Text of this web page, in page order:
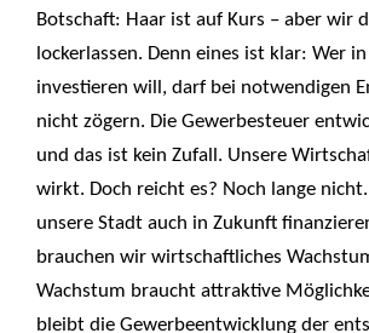
Botschaft: Haar ist auf Kurs – aber wir
lockerlassen. Denn eines ist klar: Wer
investieren will, darf bei notwendigen
nicht zögern. Die Gewerbesteuer
und das ist kein Zufall. Unsere
wirkt. Doch reicht es? Noch lange
unsere Stadt auch in Zukunft
brauchen wir wirtschaftliches
Wachstum braucht attraktive
bleibt die Gewerbeentwicklung der